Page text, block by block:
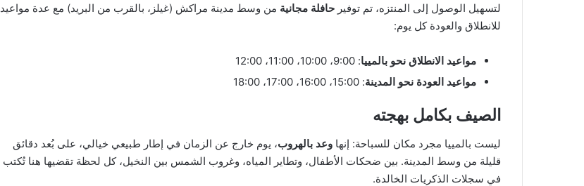
لتسهيل الوصول إلى المنتزه، تم توفير حافلة مجانية من وسط مدينة مراكش (غيلز، بالقرب من البريد) مع عدة مواعيد
للانطلاق والعودة كل يوم:
مواعيد الانطلاق نحو بالمييا: 9:00، 10:00، 11:00، 12:00
مواعيد العودة نحو المدينة: 15:00، 16:00، 17:00، 18:00
الصيف بكامل بهجته
ليست بالمييا مجرد مكان للسباحة: إنها وعد بالهروب، يوم خارج عن الزمان في إطار طبيعي خيالي، على بُعد دقائق
قليلة من وسط المدينة. بين ضحكات الأطفال، وتطاير المياه، وغروب الشمس بين النخيل، كل لحظة تقضيها هنا تُكتب
في سجلات الذكريات الخالدة.